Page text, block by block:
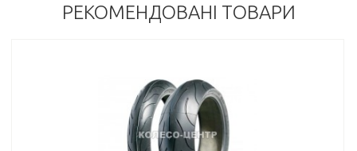
РЕКОМЕНДОВАНІ ТОВАРИ